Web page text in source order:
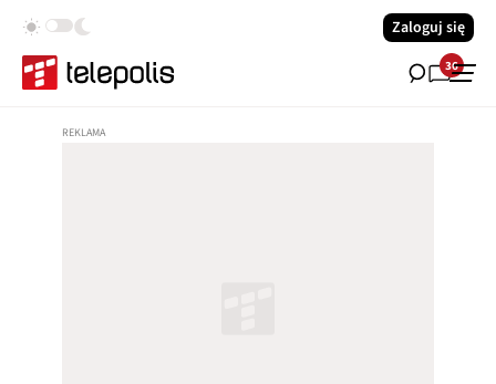
Zaloguj się
36